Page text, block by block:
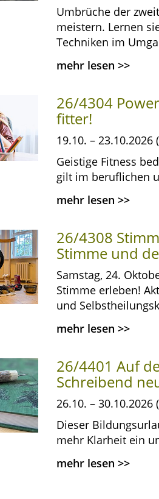
Umbrüche der
meistern. Lernen
Techniken im
mehr lesen>>
26/4304
fitter!
19.10. –
Geistige Fitness
gilt im beruflichen
mehr lesen>>
26/4308
Stimme und
Samstag, 24.
Stimme erleben!
und
mehr lesen>>
26/4401 Auf
Schreibend
26.10. –
Dieser
mehr Klarheit ein
mehr lesen>>